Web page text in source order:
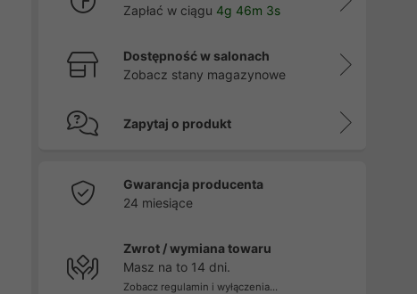
Zapłać w ciągu 4g 46m 2s
Dostępność w salonach
Zobacz stany magazynowe
Zapytaj o produkt
Gwarancja producenta
24 miesiące
Zwrot / wymiana towaru
Masz na to 14 dni.
Zobacz regulamin i wyłączenia...